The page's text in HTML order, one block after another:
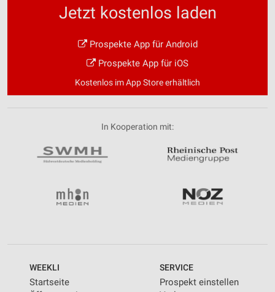
Jetzt kostenlos laden
Prospekte App für Android
Prospekte App für iOS
Kostenlos im App Store erhältlich
In Kooperation mit:
WEEKLI
Startseite
SERVICE
Prospekt einstellen